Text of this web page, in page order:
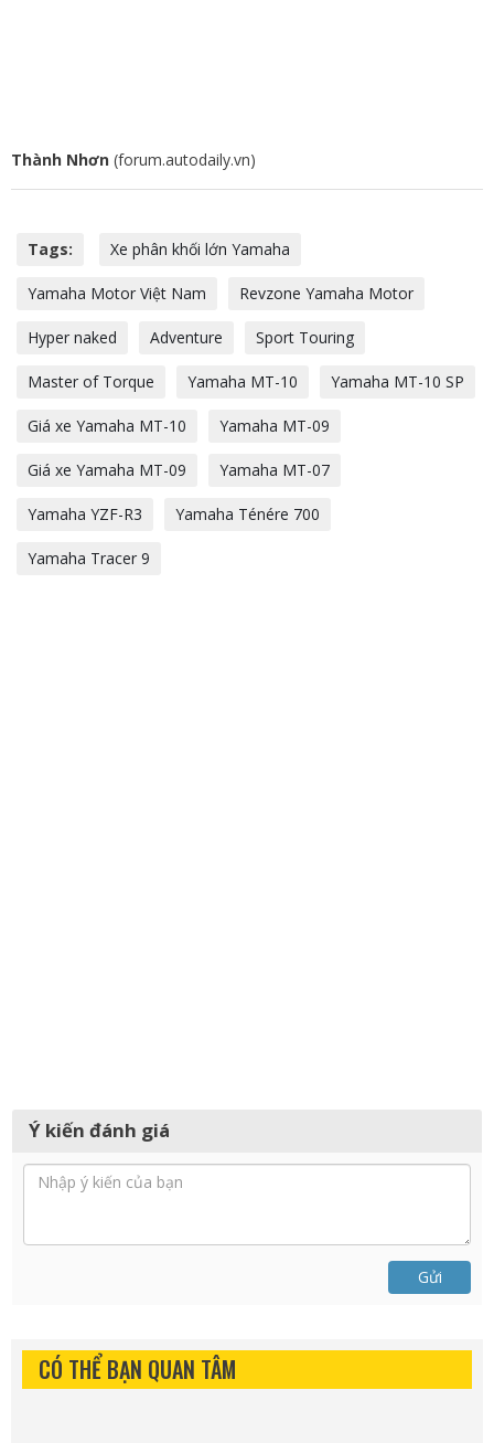
Thành Nhơn (forum.autodaily.vn)
Tags: Xe phân khối lớn Yamaha
Yamaha Motor Việt Nam Revzone Yamaha Motor
Hyper naked Adventure Sport Touring
Master of Torque Yamaha MT-10 Yamaha MT-10 SP
Giá xe Yamaha MT-10 Yamaha MT-09
Giá xe Yamaha MT-09 Yamaha MT-07
Yamaha YZF-R3 Yamaha Ténére 700
Yamaha Tracer 9
Ý kiến đánh giá
Gửi
CÓ THỂ BẠN QUAN TÂM